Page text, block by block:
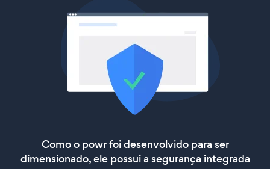
Como o powr foi desenvolvido para ser
dimensionado, ele possui a segurança integrada